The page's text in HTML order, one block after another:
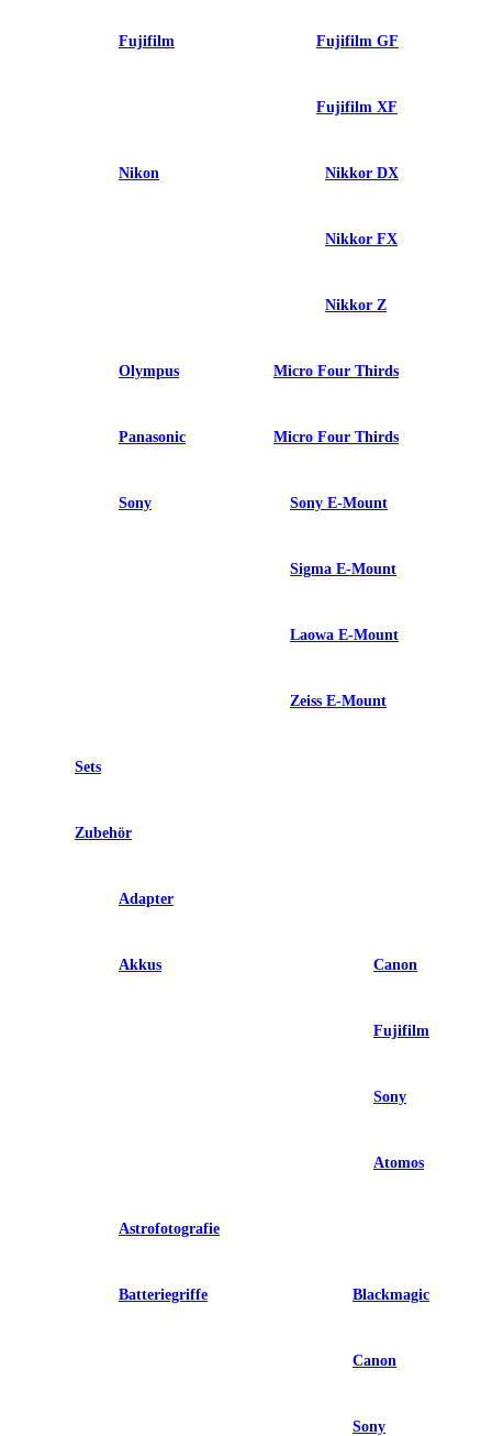
Fujifilm Fujifilm GF
Fujifilm XF
Nikon Nikkor DX
Nikkor FX
Nikkor Z
Olympus Micro Four Thirds
Panasonic Micro Four Thirds
Sony Sony E-Mount
Sigma E-Mount
Laowa E-Mount
Zeiss E-Mount
Sets
Zubehör
Adapter
Akkus Canon
Fujifilm
Sony
Atomos
Astrofotografie
Batteriegriffe Blackmagic
Canon
Sony